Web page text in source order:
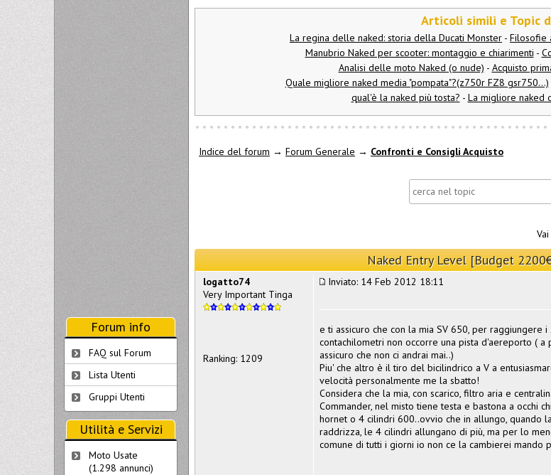
Articoli simili e Topic
La regina delle naked: storia della Ducati Monster - Filosofie
Manubrio Naked per scooter: montaggio e chiarimenti -
Analisi delle moto Naked (o nude) - Acquisto
Quale migliore naked media "pompata"?(z750r FZ8 gsr750...)
qual'è la naked più tosta? - La migliore naked
Indice del forum → Forum Generale → Confronti e Consigli Acquisto
Naked Entry Level [Budget
Inviato: 14 Feb 2012 18:11
e ti assicuro che con la mia SV 650, per raggiungere
contachilometri non occorre una pista d'aereporto ( a
assicuro che non ci andrai mai..)
Piu' che altro è il tiro del bicilindrico a V a
velocità personalmente me la sbatto!
Considera che la mia, con scarico, filtro aria e
Commander, nel misto tiene testa e bastona a occhi
hornet o 4 cilindri 600..ovvio che in allungo, quando
raddrizza, le 4 cilindri allungano di più, ma per lo
comune di tutti i giorni io non ce la cambierei mando
logatto74
Very Important Tinga
Ranking: 1209
Forum info
FAQ sul Forum
Lista Utenti
Gruppi Utenti
Utilità e Servizi
Moto Usate
(1.298 annunci)